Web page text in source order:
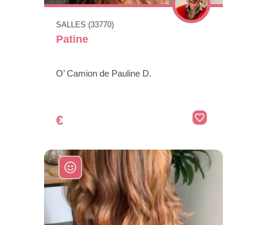
SALLES (33770)
Patine
O’ Camion de Pauline D.
€